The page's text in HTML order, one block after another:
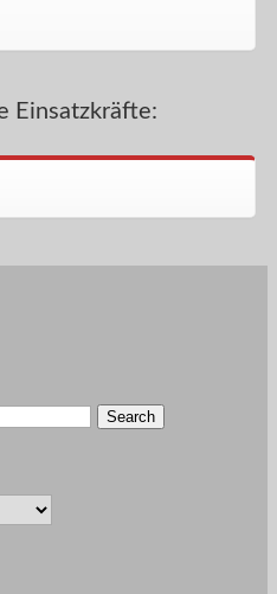
Einsatzkräfte: